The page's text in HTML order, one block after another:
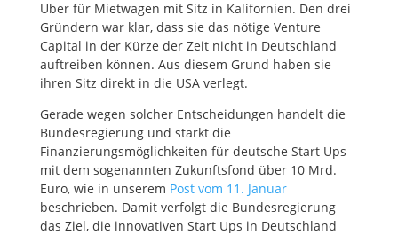
Uber für Mietwagen mit Sitz in Kalifornien. Den drei
Gründern war klar, dass sie das nötige Venture
Capital in der Kürze der Zeit nicht in Deutschland
auftreiben können. Aus diesem Grund haben sie
ihren Sitz direkt in die USA verlegt.
Gerade wegen solcher Entscheidungen handelt die
Bundesregierung und stärkt die
Finanzierungsmöglichkeiten für deutsche Start Ups
mit dem sogenannten Zukunftsfond über 10 Mrd.
Euro, wie in unserem Post vom 11. Januar
beschrieben. Damit verfolgt die Bundesregierung
das Ziel, die innovativen Start Ups in Deutschland